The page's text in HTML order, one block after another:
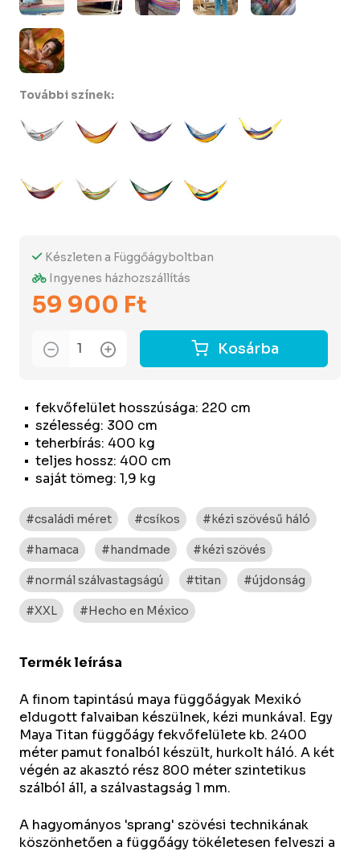
fekvőfelület hosszúsága: 220 cm
szélesség: 300 cm
teherbírás: 400 kg
teljes hossz: 400 cm
saját tömeg: 1,9 kg
Készleten a Függőágyboltban
Ingyenes házhozszállítás
59 900 Ft
Kosárba
További színek:
#családi méret #csíkos #kézi szövésű háló
#hamaca #handmade #kézi szövés
#normál szálvastagságú #titan #újdonság
#XXL #Hecho en México
Termék leírása
A finom tapintású maya függőágyak Mexikó
eldugott falvaiban készülnek, kézi munkával. Egy
Maya Titan függőágy fekvőfelülete kb. 2400
méter pamut fonalból készült, hurkolt háló. A két
végén az akasztó rész 800 méter szintetikus
szálból áll, a szálvastagság 1 mm.
A hagyományos 'sprang' szövési technikának
köszönhetően a függőágy tökéletesen felveszi a